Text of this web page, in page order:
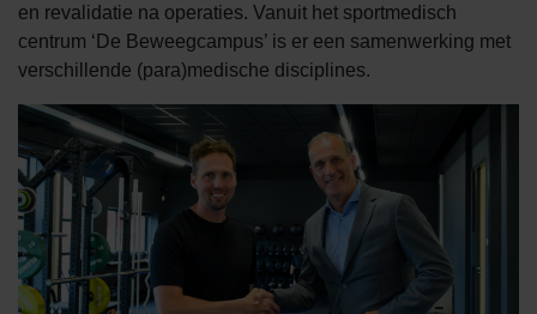
en revalidatie na operaties. Vanuit het sportmedisch
centrum ‘De Beweegcampus’ is er een samenwerking met
verschillende (para)medische disciplines.